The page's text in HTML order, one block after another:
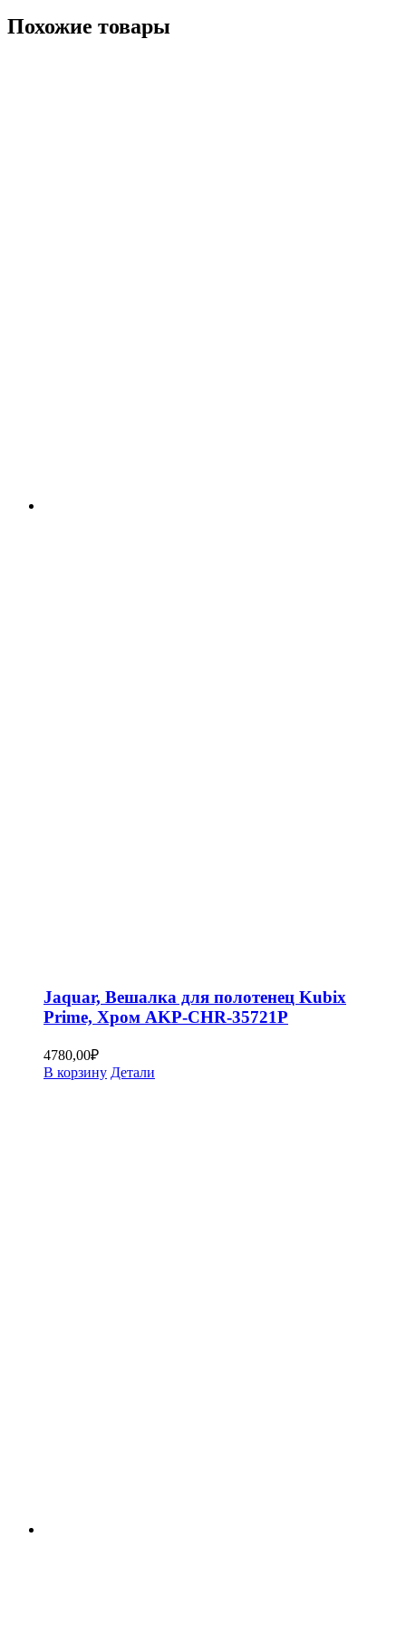
Похожие товары
Jaquar, Вешалка для полотенец Kubix
Prime, Хром AKP-CHR-35721P
4780,00₽
В корзину Детали